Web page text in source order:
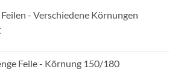
- Verschiedene Körnungen
Feile - Körnung 150/180